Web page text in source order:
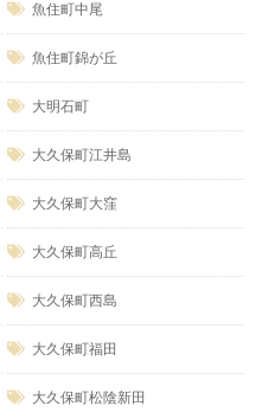
魚住町中尾
魚住町錦が丘
大明石町
大久保町江井島
大久保町大窪
大久保町高丘
大久保町西島
大久保町福田
大久保町松陰新田